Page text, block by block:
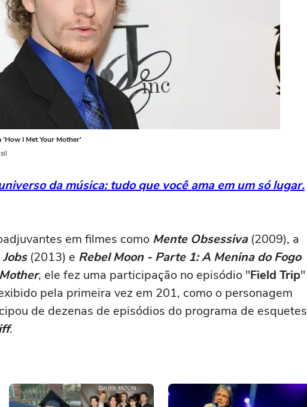
'How I Met Your Mother'
da música: tudo que você ama em um só lugar.
em filmes como Mente Obsessiva(2009), a
Jobs (2013) e Rebel Moon - Parte 1: A Menina do Fogo
Mother, ele fez uma participação no episódio "Field Trip"
pela primeira vez em 201, como o personagem
de dezenas de episódios do programa de esquetes
.